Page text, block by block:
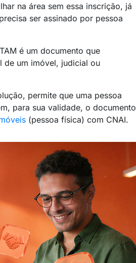
na área sem essa inscrição, já
ser assinado por pessoa
é um documento que
de um imóvel, judicial ou
permite que uma pessoa
para sua validade, o documento
(pessoa física) com CNAI.